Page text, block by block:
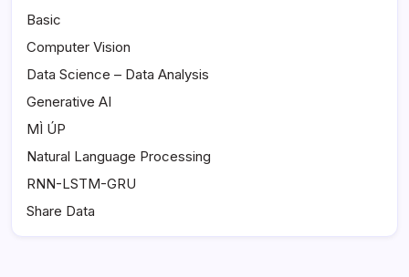
Basic
Computer Vision
Data Science – Data Analysis
Generative AI
MÌ ÚP
Natural Language Processing
RNN-LSTM-GRU
Share Data